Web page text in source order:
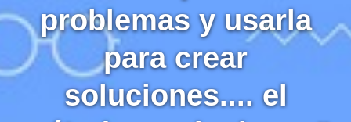
problemas y usarla
para crear
soluciones.... el